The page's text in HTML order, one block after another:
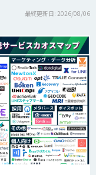
最終更新日: 2026/08/06